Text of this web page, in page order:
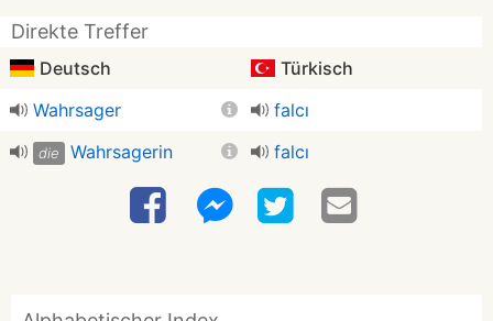
Direkte Treffer
Deutsch
Türkisch
Wahrsager
falcı
die Wahrsagerin falcı